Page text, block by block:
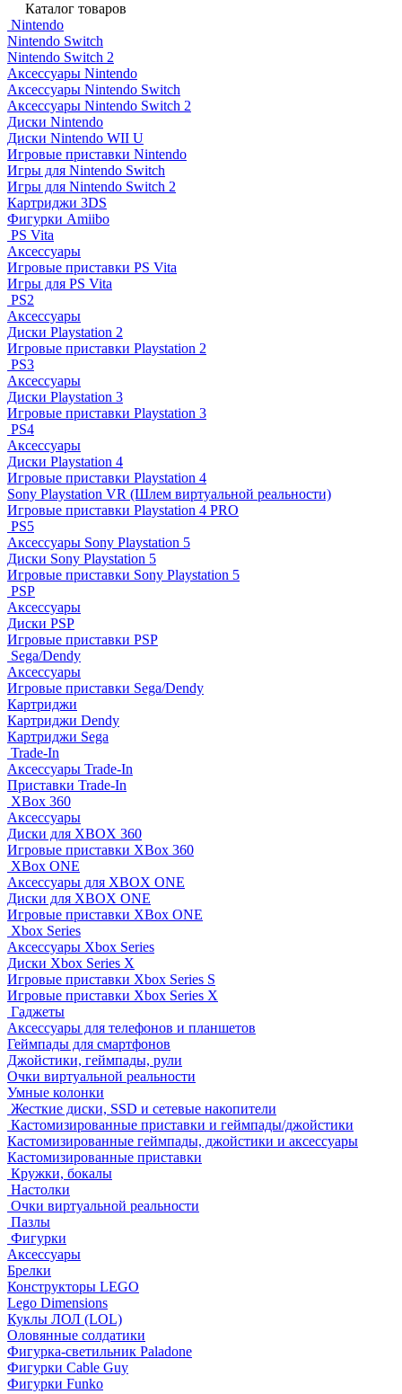
Каталог товаров
Nintendo
Nintendo Switch
Nintendo Switch 2
Аксессуары Nintendo
Аксессуары Nintendo Switch
Аксессуары Nintendo Switch 2
Диски Nintendo
Диски Nintendo WII U
Игровые приставки Nintendo
Игры для Nintendo Switch
Игры для Nintendo Switch 2
Картриджи 3DS
Фигурки Amiibo
PS Vita
Аксессуары
Игровые приставки PS Vita
Игры для PS Vita
PS2
Аксессуары
Диски Playstation 2
Игровые приставки Playstation 2
PS3
Аксессуары
Диски Playstation 3
Игровые приставки Playstation 3
PS4
Аксессуары
Диски Playstation 4
Игровые приставки Playstation 4
Sony Playstation VR (Шлем виртуальной реальности)
Игровые приставки Playstation 4 PRO
PS5
Аксессуары Sony Playstation 5
Диски Sony Playstation 5
Игровые приставки Sony Playstation 5
PSP
Аксессуары
Диски PSP
Игровые приставки PSP
Sega/Dendy
Аксессуары
Игровые приставки Sega/Dendy
Картриджи
Картриджи Dendy
Картриджи Sega
Trade-In
Аксессуары Trade-In
Приставки Trade-In
XBox 360
Аксессуары
Диски для XBOX 360
Игровые приставки XBox 360
XBox ONE
Аксессуары для XBOX ONE
Диски для XBOX ONE
Игровые приставки XBox ONE
Xbox Series
Аксессуары Xbox Series
Диски Xbox Series X
Игровые приставки Xbox Series S
Игровые приставки Xbox Series X
Гаджеты
Аксессуары для телефонов и планшетов
Геймпады для смартфонов
Джойстики, геймпады, рули
Очки виртуальной реальности
Умные колонки
Жесткие диски, SSD и сетевые накопители
Кастомизированные приставки и геймпады/джойстики
Кастомизированные геймпады, джойстики и аксессуары
Кастомизированные приставки
Кружки, бокалы
Настолки
Очки виртуальной реальности
Пазлы
Фигурки
Аксессуары
Брелки
Конструкторы LEGO
Lego Dimensions
Куклы ЛОЛ (LOL)
Оловянные солдатики
Фигурка-светильник Paladone
Фигурки Cable Guy
Фигурки Funko